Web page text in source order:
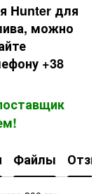
Hunter для
можно
+38
Файлы